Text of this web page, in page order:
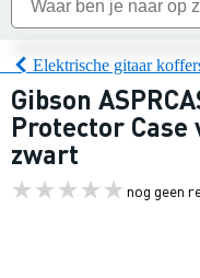
Elektrische gitaar
Gibson
Protector Case
zwart
nog geen